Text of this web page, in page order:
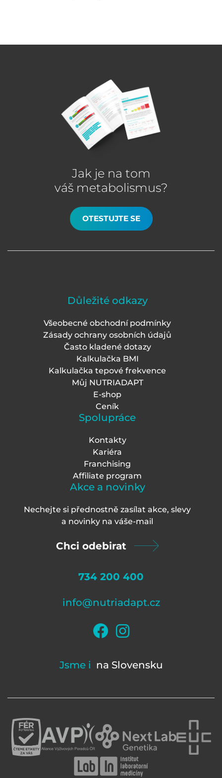
Jak je na tom
váš metabolismus?
OTESTUJTE SE
Důležité odkazy
Všeobecné obchodní podmínky
Zásady ochrany osobních údajů
Často kladené dotazy
Kalkulačka BMI
Kalkulačka tepové frekvence
Můj NUTRIADAPT
E-shop
Ceník
Spolupráce
Kontakty
Kariéra
Franchising
Affiliate program
Akce a novinky
Nechejte si přednostně zasílat akce, slevy
a novinky na váše-mail
Chci odebirat
734 200 400
info@nutriadapt.cz
Jsme i na Slovensku